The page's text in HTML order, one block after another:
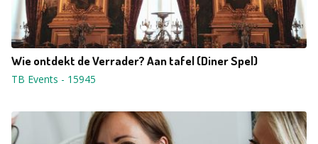
Wie ontdekt de Verrader? Aan tafel (Diner Spel)
TB Events - 15945